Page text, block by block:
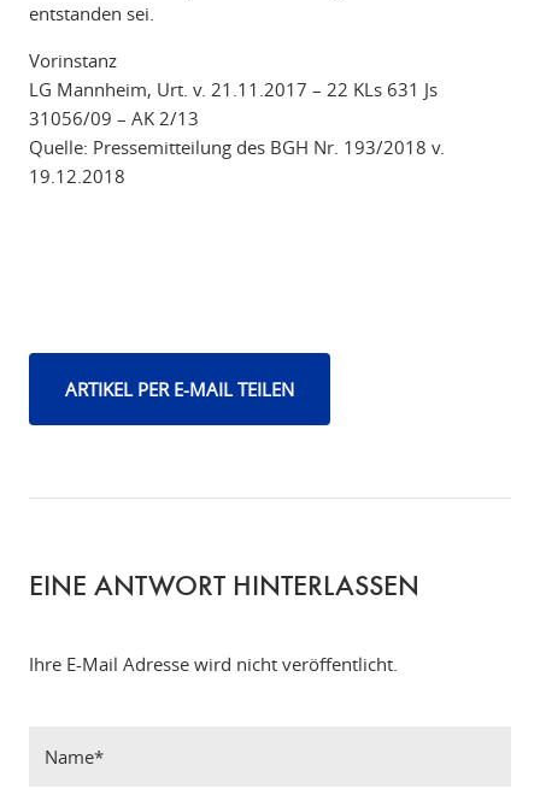
entstanden sei.
Vorinstanz
LG Mannheim, Urt. v. 21.11.2017 – 22 KLs 631 Js
31056/09 – AK 2/13
Quelle: Pressemitteilung des BGH Nr. 193/2018 v.
19.12.2018
ARTIKEL PER E-MAIL TEILEN
EINE ANTWORT HINTERLASSEN
Ihre E-Mail Adresse wird nicht veröffentlicht.